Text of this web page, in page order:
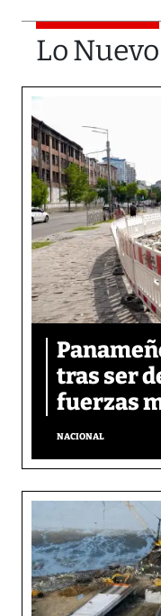
Lo Nuevo
tras ser
fuerzas
NACIONAL